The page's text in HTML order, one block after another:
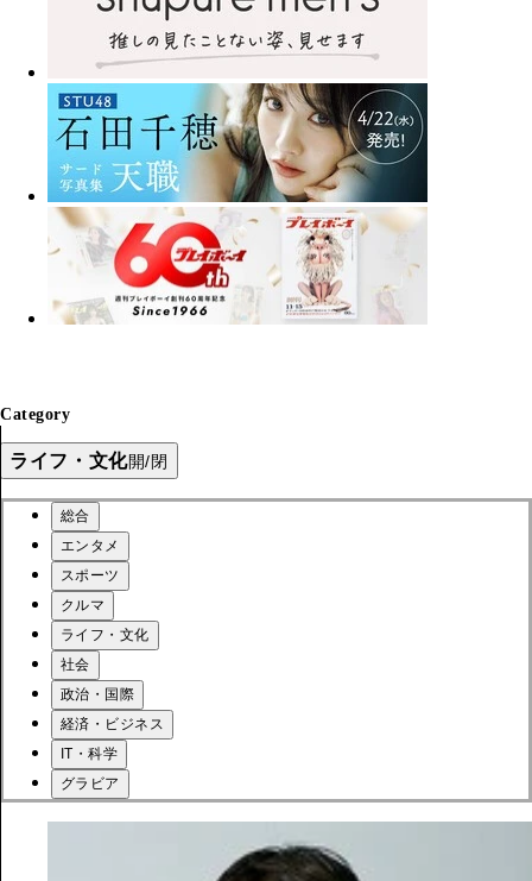
Category
ライフ・文化開/閉
総合
エンタメ
スポーツ
クルマ
ライフ・文化
社会
政治・国際
経済・ビジネス
IT・科学
グラビア